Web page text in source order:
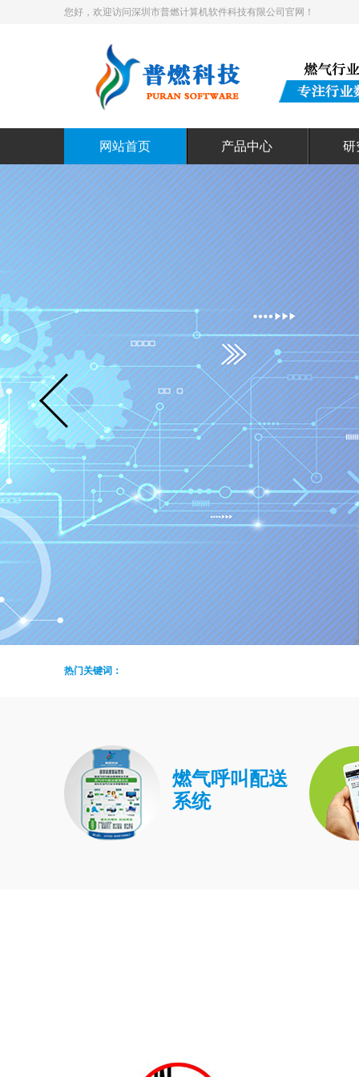
您好，欢迎访问深圳市普燃计算机软件科技有限公司官网！
网站首页 产品中心 研
热门关键词：
燃气呼叫配送
系统